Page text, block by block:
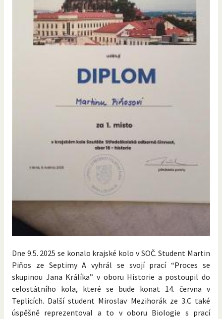
Dne 9.5. 2025 se konalo krajské kolo v SOČ. Student Martin
Piňos ze Septimy A vyhrál se svojí prací “Proces se
skupinou Jana Králíka” v oboru Historie a postoupil do
celostátního kola, které se bude konat 14. června v
Teplicích. Další student Miroslav Mezihorák ze 3.C také
úspěšně reprezentoval a to v oboru Biologie s prací